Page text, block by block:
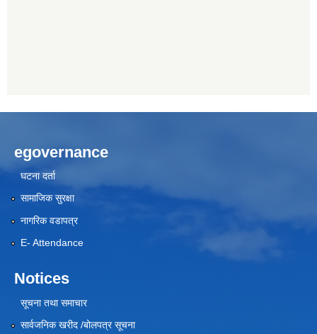
egovernance
घटना दर्ता
सामाजिक सुरक्षा
नागरिक वडापत्र
E- Attendance
Notices
सूचना तथा समाचार
सार्वजनिक खरीद /बोलपत्र सूचना